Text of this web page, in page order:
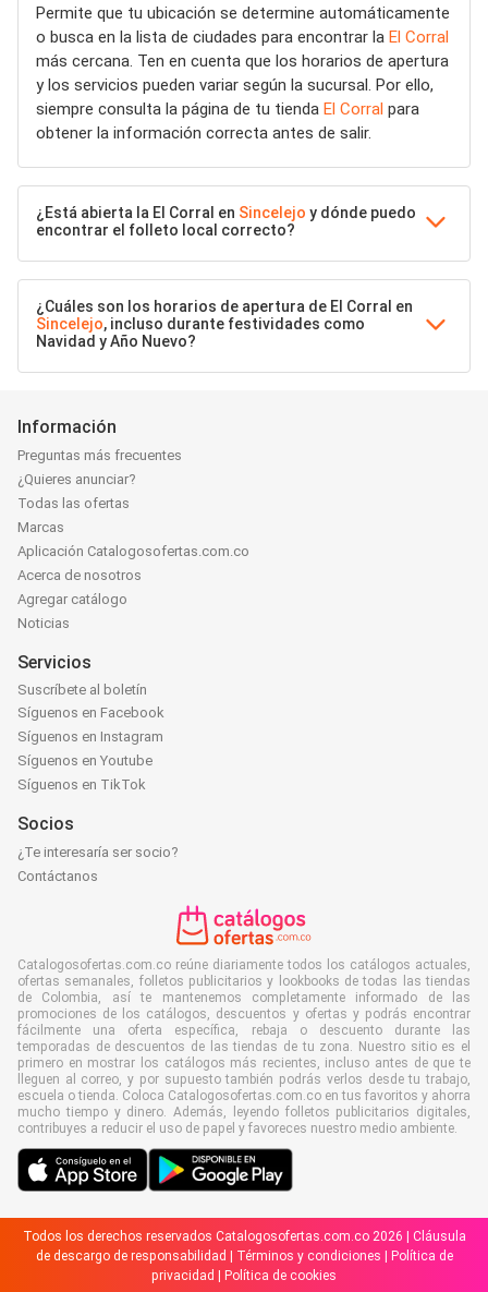
Permite que tu ubicación se determine automáticamente
o busca en la lista de ciudades para encontrar la El Corral
más cercana. Ten en cuenta que los horarios de apertura
y los servicios pueden variar según la sucursal. Por ello,
siempre consulta la página de tu tienda El Corral para
obtener la información correcta antes de salir.
¿Está abierta la El Corral en Sincelejo y dónde puedo
encontrar el folleto local correcto?
¿Cuáles son los horarios de apertura de El Corral en
Sincelejo, incluso durante festividades como
Navidad y Año Nuevo?
Información
Preguntas más frecuentes
¿Quieres anunciar?
Todas las ofertas
Marcas
Aplicación Catalogosofertas.com.co
Acerca de nosotros
Agregar catálogo
Noticias
Servicios
Suscríbete al boletín
Síguenos en Facebook
Síguenos en Instagram
Síguenos en Youtube
Síguenos en TikTok
Socios
¿Te interesaría ser socio?
Contáctanos
Catalogosofertas.com.co reúne diariamente todos los catálogos actuales,
ofertas semanales, folletos publicitarios y lookbooks de todas las tiendas
de Colombia, así te mantenemos completamente informado de las
promociones de los catálogos, descuentos y ofertas y podrás encontrar
fácilmente una oferta específica, rebaja o descuento durante las
temporadas de descuentos de las tiendas de tu zona. Nuestro sitio es el
primero en mostrar los catálogos más recientes, incluso antes de que te
lleguen al correo, y por supuesto también podrás verlos desde tu trabajo,
escuela o tienda. Coloca Catalogosofertas.com.co en tus favoritos y ahorra
mucho tiempo y dinero. Además, leyendo folletos publicitarios digitales,
contribuyes a reducir el uso de papel y favoreces nuestro medio ambiente.
Todos los derechos reservados Catalogosofertas.com.co 2026 | Cláusula
de descargo de responsabilidad
Términos y condiciones
Política de
privacidad
Política de cookies